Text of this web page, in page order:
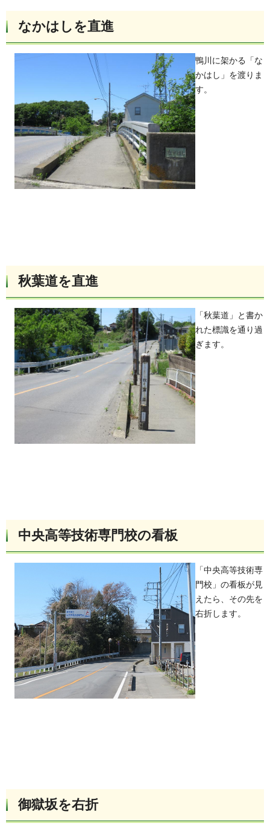
なかはしを直進
鴨川に架かる「な
かはし」を渡りま
す。
秋葉道を直進
「秋葉道」と書か
れた標識を通り過
ぎます。
中央高等技術専門校の看板
「中央高等技術専
門校」の看板が見
えたら、その先を
右折します。
御獄坂を右折